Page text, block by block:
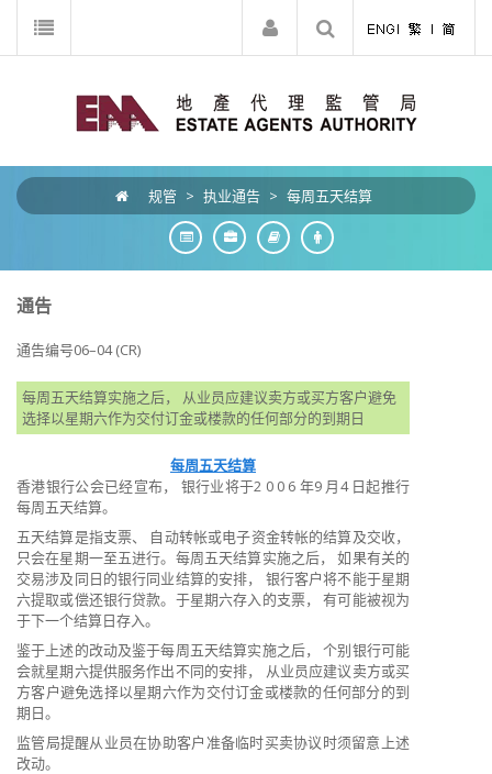
规管 > 执业通告 > 每周五天结算
通告
通告编号06–04 (CR)
每周五天结算实施之后， 从业员应建议卖方或买方客户避免
选择以星期六作为交付订金或楼款的任何部分的到期日
每周五天结算
香港银行公会已经宣布， 银行业将于2 0 0 6 年9 月4 日起推行
每周五天结算。
五天结算是指支票、 自动转帐或电子资金转帐的结算及交收，
只会在星期一至五进行。每周五天结算实施之后， 如果有关的
交易涉及同日的银行同业结算的安排， 银行客户将不能于星期
六提取或偿还银行贷款。于星期六存入的支票， 有可能被视为
于下一个结算日存入。
鉴于上述的改动及鉴于每周五天结算实施之后， 个别银行可能
会就星期六提供服务作出不同的安排， 从业员应建议卖方或买
方客户避免选择以星期六作为交付订金或楼款的任何部分的到
期日。
监管局提醒从业员在协助客户准备临时买卖协议时须留意上述
改动。